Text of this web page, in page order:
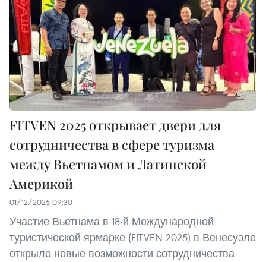
FITVEN 2025 открывает двери для
сотрудничества в сфере туризма
между Вьетнамом и Латинской
Америкой
01/12/2025 09:30
Участие Вьетнама в 18-й Международной
туристической ярмарке (FITVEN 2025) в Венесуэле
открыло новые возможности сотрудничества